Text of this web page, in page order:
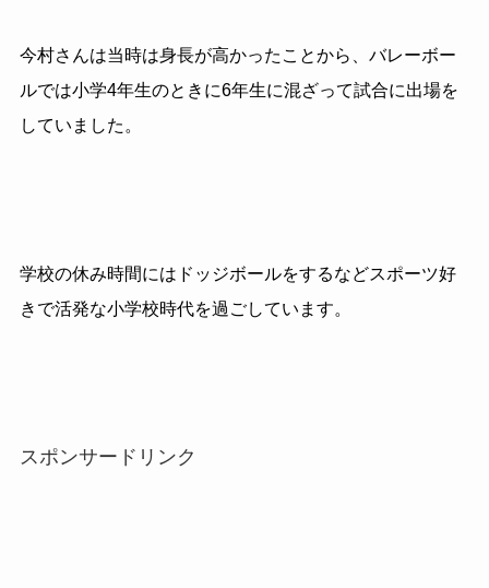
今村さんは当時は身長が高かったことから、バレーボー
ルでは小学4年生のときに6年生に混ざって試合に出場を
していました。
学校の休み時間にはドッジボールをするなどスポーツ好
きで活発な小学校時代を過ごしています。
スポンサードリンク